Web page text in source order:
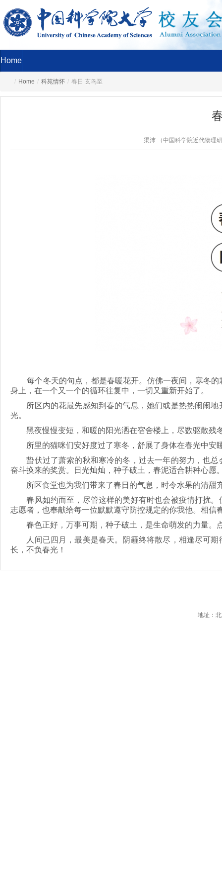
Home
/ Home / 科苑情怀 / 春日 玄鸟至
渠沛 （中国科学院近代物理
每个冬天的句点，都是春暖花开。仿佛一夜间，寒冬的
身上，在一个又一个的循环往复中，一切又重新开始了。
所区内的花最先感知到春的气息，她们或是热热闹闹地
光。
黑夜慢慢变短，和暖的阳光洒在宿舍楼上，尽数驱散残
所里的猫咪们安好度过了寒冬，舒展了身体在春光中安
蛰伏过了萧索的秋和寒冷的冬，过去一年的努力，也总
奋斗换来的奖赏。日光灿灿，种子破土，春泥适合耕种心愿
所区食堂也为我们带来了春日的气息，时令水果的清甜
春风如约而至，尽管这样的美好有时也会被疫情打扰。
志愿者，也奉献给每一位默默遵守防控规定的你我他。相信
春色正好，万事可期，种子破土，是生命萌发的力量。
人间已四月，最美是春天。阴霾终将散尽，相逢尽可期
长，不负春光！
地址：